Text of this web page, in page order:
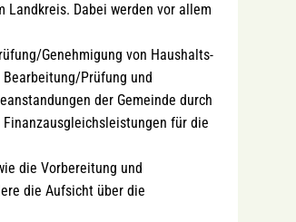
Landkreis. Dabei werden vor allem
Genehmigung von Haushalts-
Prüfung und
der Gemeinde durch
für die
die Vorbereitung und
die Aufsicht über die